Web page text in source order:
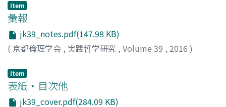
Item
彙報
jk39_notes.pdf(147.98 KB)
( 京都倫理学会 , 実践哲学研究 , Volume 39 , 2016 )
Item
表紙・目次他
jk39_cover.pdf(284.09 KB)